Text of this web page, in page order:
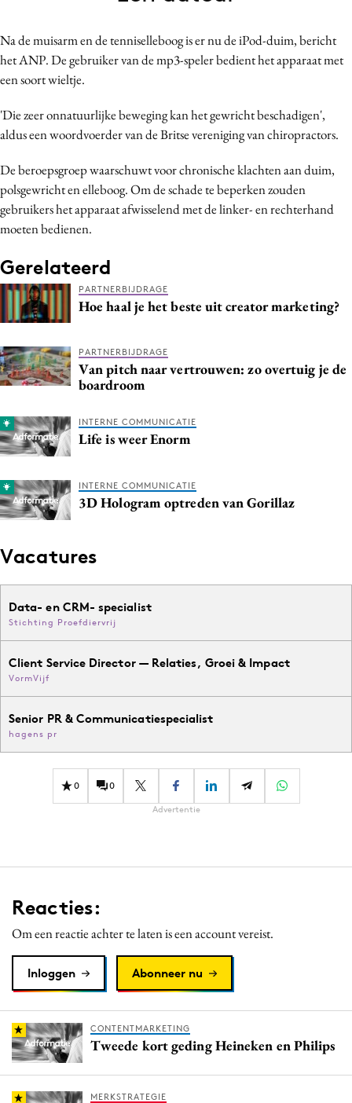
Campagnes
Carriere
Contentmarketing
Craft
Customer Experience
Design
Digital transformation
Diversiteit
Gedragsverandering
Influencer marketing
Interne communicatie
Martech
Media
PR
Programmatic
Reputatie & crisis
Na de muisarm en de tenniselleboog is er nu de iPod-duim, bericht
het ANP. De gebruiker van de mp3-speler bedient het apparaat met
een soort wieltje.
'Die zeer onnatuurlijke beweging kan het gewricht beschadigen',
aldus een woordvoerder van de Britse vereniging van chiropractors.
De beroepsgroep waarschuwt voor chronische klachten aan duim,
polsgewricht en elleboog. Om de schade te beperken zouden
gebruikers het apparaat afwisselend met de linker- en rechterhand
moeten bedienen.
Gerelateerd
PARTNERBIJDRAGE
Hoe haal je het beste uit creator marketing?
PARTNERBIJDRAGE
Van pitch naar vertrouwen: zo overtuig je de
boardroom
INTERNE COMMUNICATIE
Life is weer Enorm
INTERNE COMMUNICATIE
3D Hologram optreden van Gorillaz
Vacatures
Data- en CRM- specialist
Stichting Proefdiervrij
Client Service Director — Relaties, Groei & Impact
VormVijf
Senior PR & Communicatiespecialist
hagens pr
0 0
Advertentie
Reacties:
Om een reactie achter te laten is een account vereist.
Inloggen Abonneer nu
CONTENTMARKETING
Tweede kort geding Heineken en Philips
MERKSTRATEGIE